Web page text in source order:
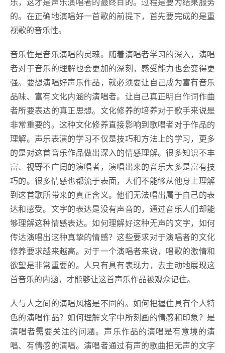
的。在正确地演唱好一首歌的前提下，首先要完成的是重
视歌的音乐性。
音乐性是音乐演唱的灵魂。随着演唱者学习的深入，演唱
者对于音乐的理解也会更加的深刻，感受能力也会变得更
强。要想演唱好声乐作品，就必须要让自己成为富有音乐
品味、富有文化内涵的演唱者。让自己真正明白作词作曲
者所要表达的真正思想。文化修养的培养对于歌手来说是
非常重要的。这种文化修养直接影响到歌唱者对于作品的
理解。声乐表演的学习不仅是技巧和方法上的学习，更多
的是对这首音乐作品做出深入的情感理解。很多知识不丰
富、视野不广阔的演唱者，演唱出来的音乐大多是富有技
巧的。很多情感也都流于表面，人们不能够从他身上理解
到这首歌所带来的真正含义。他们无法唱出属于自己的表
达和感受。文字的表达是没有声音的，通过音乐人们却能
够理解这种情感表达。如何理解好这种无声的文字，如何
传达演唱出这种真挚的情感？这些要求对于演唱者的文化
修养要求越来越高。对于一个演唱者来说，唱歌的激情和
欲望是非常重要的。人只有具有表现力，去主动地展现这
首音乐的内涵，才能够让这首声乐作品被观众记住。
人与人之间的演唱风格是不同的。如何把握住具有个人特
色的演唱作品？如何理解文字中所刻画的情感和印象？是
演唱者需要关注的问题。声乐作品的演唱是有意境的演
唱、有情感的演唱。演唱者通过有声的歌曲把无声的文字